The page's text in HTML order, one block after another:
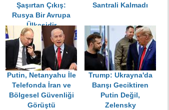
Şaşırtan Çıkış:
Rusya Bir Avrupa
Ülkesidir
Santrali Kalmadı
Putin, Netanyahu İle
Telefonda İran ve
Bölgesel Güvenliği
Görüştü
Trump: Ukrayna'da
Barışı Geciktiren
Putin Değil,
Zelensky